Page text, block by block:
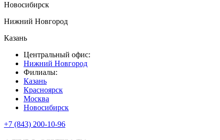
Новосибирск
Нижний Новгород
Казань
Центральный офис:
Нижний Новгород
Филиалы:
Казань
Красноярск
Москва
Новосибирск
+7 (843) 200-10-96